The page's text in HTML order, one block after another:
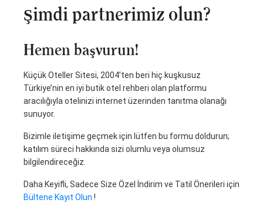
Şimdi partnerimiz olun?
Hemen başvurun!
Küçük Oteller Sitesi, 2004’ten beri hiç kuşkusuz
Türkiye’nin en iyi butik otel rehberi olan platformu
aracılığıyla otelinizi internet üzerinden tanıtma olanağı
sunuyor.
Bizimle iletişime geçmek için lütfen bu formu doldurun;
katılım süreci hakkında sizi olumlu veya olumsuz
bilgilendireceğiz.
Daha Keyifli, Sadece Size Özel İndirim ve Tatil Önerileri için
Bültene Kayıt Olun !